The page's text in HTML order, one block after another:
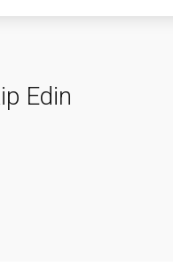
Edin